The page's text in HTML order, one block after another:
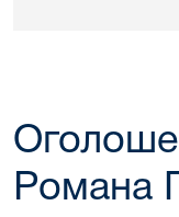
Романа